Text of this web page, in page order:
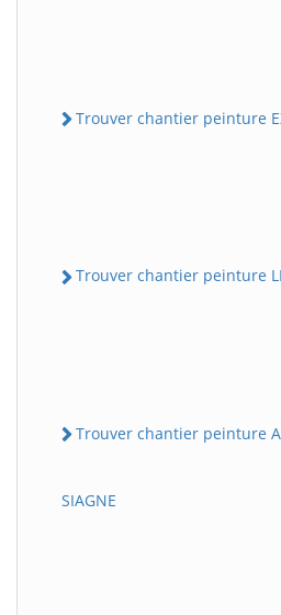
Trouver chantier peinture
Trouver chantier peinture
Trouver chantier peinture
SIAGNE